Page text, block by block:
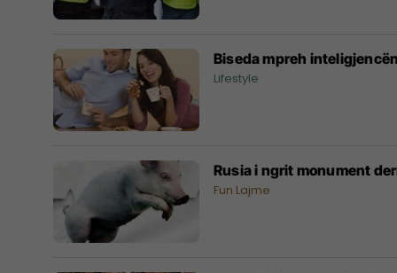
Biseda mpreh inteligjencën
Lifestyle
Rusia i ngrit monument
Fun Lajme